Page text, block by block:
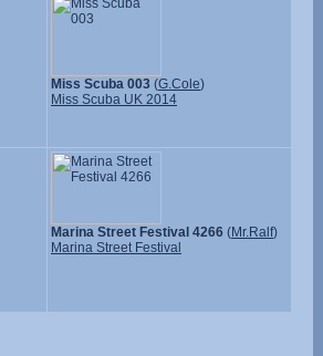
Miss Scuba 003 (G.Cole)
Miss Scuba UK 2014
Marina Street Festival 4266 (Mr.Ralf)
Marina Street Festival